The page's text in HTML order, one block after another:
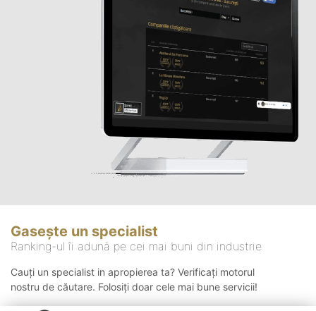
Gasește un specialist
Ranking-ul îi adună pe cei mai buni din industrie
Cauți un specialist in apropierea ta? Verificați motorul
nostru de căutare. Folosiți doar cele mai bune servicii!